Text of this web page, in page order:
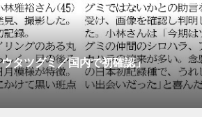
タツグミ／国内で初確認」